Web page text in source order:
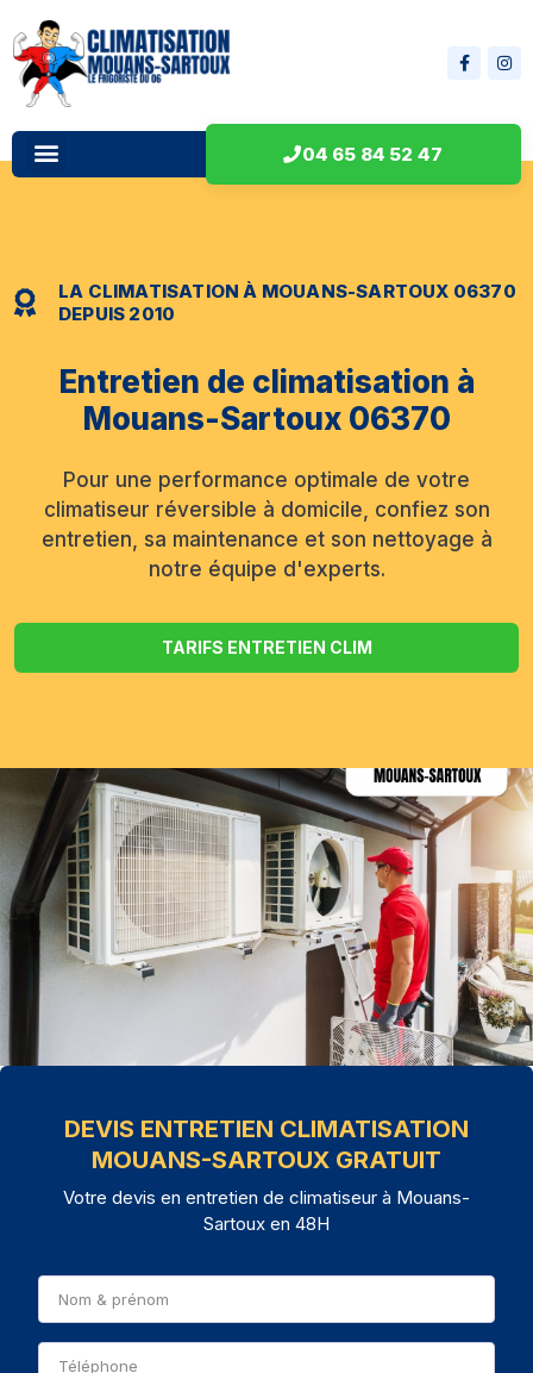
04 65 84 52 47
LA CLIMATISATION À MOUANS-SARTOUX 06370
DEPUIS 2010
Entretien de climatisation à
Mouans-Sartoux 06370
Pour une performance optimale de votre
climatiseur réversible à domicile, confiez son
entretien, sa maintenance et son nettoyage à
notre équipe d'experts.
TARIFS ENTRETIEN CLIM
DEVIS ENTRETIEN CLIMATISATION
MOUANS-SARTOUX GRATUIT
Votre devis en entretien de climatiseur à Mouans-
Sartoux en 48H